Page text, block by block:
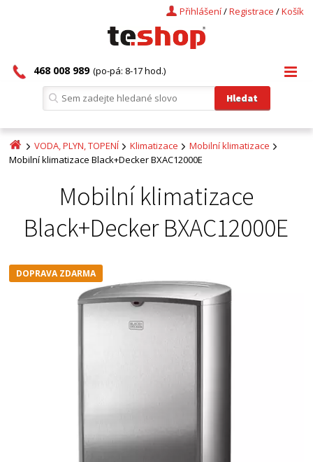
Košík
/
Registrace
/
Přihlášení
468 008 989 (po-pá: 8-17 hod.)
VODA, PLYN, TOPENÍ Klimatizace
Mobilní klimatizace
Mobilní klimatizace Black+Decker BXAC12000E
Mobilní klimatizace
Black+Decker BXAC12000E
DOPRAVA ZDARMA